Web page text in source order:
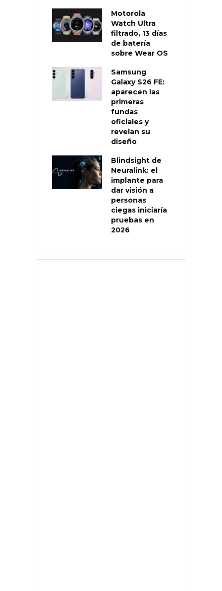
Motorola
Watch Ultra
filtrado, 13 días
de batería
sobre Wear OS
Samsung
Galaxy S26 FE:
aparecen las
primeras
fundas
oficiales y
revelan su
diseño
Blindsight de
Neuralink: el
implante para
dar visión a
personas
ciegas iniciaría
pruebas en
2026